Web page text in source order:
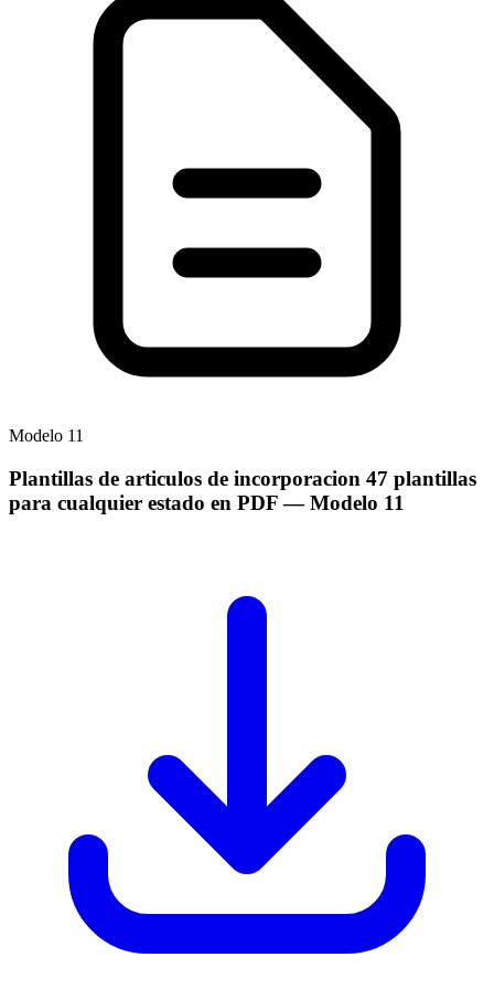
Modelo 11
Plantillas de articulos de incorporacion 47 plantillas
para cualquier estado en PDF— Modelo 11